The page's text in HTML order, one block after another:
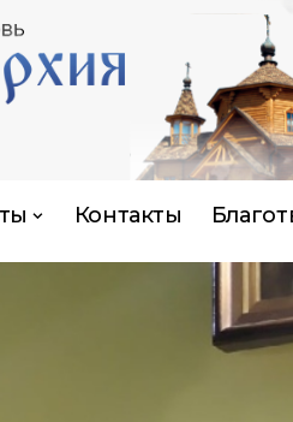
Контакты